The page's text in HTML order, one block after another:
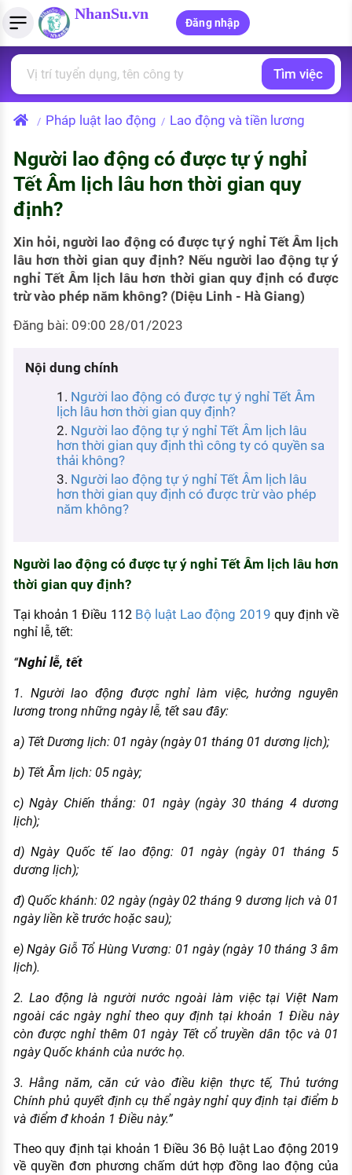
NhanSu.vn
Đăng nhập
Tìm việc làm
Việc làm ngành luật
Việc làm lương cao
Việc làm tốt nhất
CÔNG TY
Danh sách nhà tuyển dụng
Nhà tuyển dụng hàng đầu
Quản lý CV
Tải CV lên
Tạo CV trực tuyến
MẪU CV THEO STYLE
Mẫu CV đơn giản
Mẫu CV hiện đại
Tính lương Gross - Net
Tính thuế thu nhập cá nhân
Tính trợ cấp thất nghiệp
PHÁP LUẬT VIỆT NAM
Văn bản pháp luật
PHÁP LUẬT LAO ĐỘNG
Lao động và tiền lương
Thuế thu nhập
Hồ sơ biểu mẫu
Chính sách lao động
KHÁM PHÁ NGHỀ NGHIỆP
Tử vi nghề nghiệp
Kỹ năng nghề nghiệp
HƯỚNG NGHIỆP VIỆC LÀM
Đặc trưng từng nghề
Xu hướng việc làm
NHÂN SỰ
TUYỂN DỤNG VIỆC LÀM
Tìm việc
/ Pháp luật lao động / Lao động và tiền lương
Người lao động có được tự ý nghỉ
Tết Âm lịch lâu hơn thời gian quy
định?
Xin hỏi, người lao động có được tự ý nghỉ Tết Âm lịch
lâu hơn thời gian quy định? Nếu người lao động tự ý
nghỉ Tết Âm lịch lâu hơn thời gian quy định có được
trừ vào phép năm không? (Diệu Linh - Hà Giang)
Đăng bài: 09:00 28/01/2023
Nội dung chính
Người lao động có được tự ý nghỉ Tết Âm
lịch lâu hơn thời gian quy định?
Người lao động tự ý nghỉ Tết Âm lịch lâu
hơn thời gian quy định thì công ty có quyền sa
thải không?
Người lao động tự ý nghỉ Tết Âm lịch lâu
hơn thời gian quy định có được trừ vào phép
năm không?
Người lao động có được tự ý nghỉ Tết Âm lịch lâu hơn
thời gian quy định?
Tại khoản 1 Điều 112 Bộ luật Lao động 2019 quy định về
nghỉ lễ, tết:
“Nghỉ lễ, tết
1. Người lao động được nghỉ làm việc, hưởng nguyên
lương trong những ngày lễ, tết sau đây:
a) Tết Dương lịch: 01 ngày (ngày 01 tháng 01 dương lịch);
b) Tết Âm lịch: 05 ngày;
c) Ngày Chiến thắng: 01 ngày (ngày 30 tháng 4 dương
lịch);
d) Ngày Quốc tế lao động: 01 ngày (ngày 01 tháng 5
dương lịch);
đ) Quốc khánh: 02 ngày (ngày 02 tháng 9 dương lịch và 01
ngày liền kề trước hoặc sau);
e) Ngày Giỗ Tổ Hùng Vương: 01 ngày (ngày 10 tháng 3 âm
lịch).
2. Lao động là người nước ngoài làm việc tại Việt Nam
ngoài các ngày nghỉ theo quy định tại khoản 1 Điều này
còn được nghỉ thêm 01 ngày Tết cổ truyền dân tộc và 01
ngày Quốc khánh của nước họ.
3. Hằng năm, căn cứ vào điều kiện thực tế, Thủ tướng
Chính phủ quyết định cụ thể ngày nghỉ quy định tại điểm b
và điểm đ khoản 1 Điều này.”
Theo quy định tại khoản 1 Điều 36 Bộ luật Lao động 2019
về quyền đơn phương chấm dứt hợp đồng lao động của